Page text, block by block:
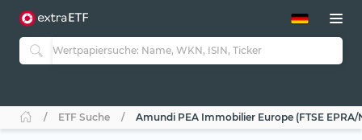
ETF-Guide 2.0
Guide Aktive ETFs
ETF-Sparpläne
ETF Suche Amundi PEA Immobilier Europe (FTSE EPRA/